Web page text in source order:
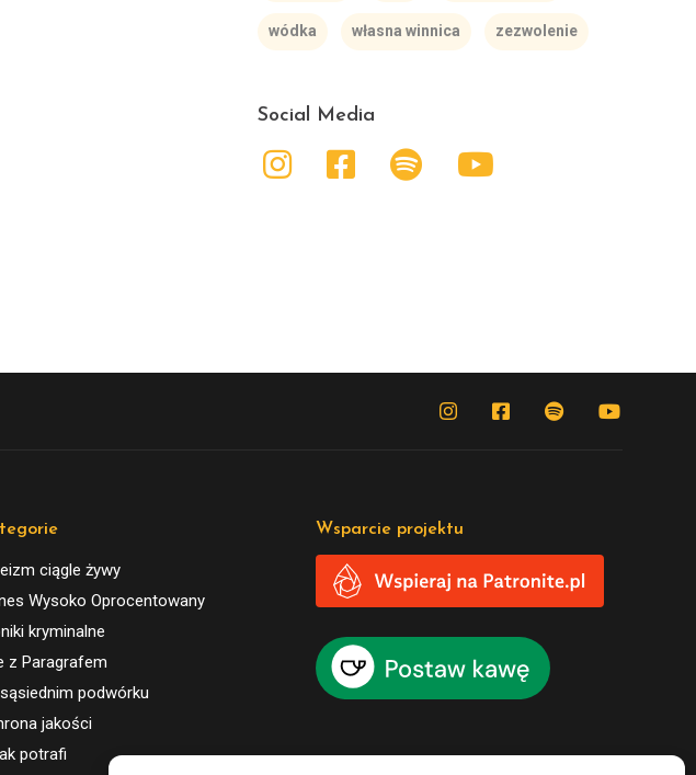
wódka własna winnica zezwolenie
Social Media
ciągle żywy
Wysoko Oprocentowany
kryminalne
z Paragrafem
podwórku
jakości
potrafi
Wsparcie projektu